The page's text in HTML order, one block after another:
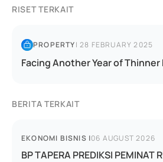
RISET TERKAIT
PROPERTY|28 FEBRUARY 2025
Facing Another Year of Thinner
BERITA TERKAIT
EKONOMI BISNIS |06 AUGUST 2026
BP TAPERA PREDIKSI PEMINAT